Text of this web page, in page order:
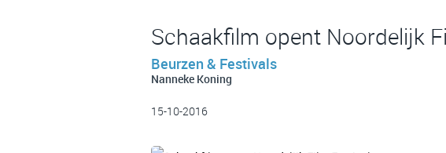
Schaakfilm opent Noordelijk
Beurzen & Festivals
Nanneke Koning
15-10-2016